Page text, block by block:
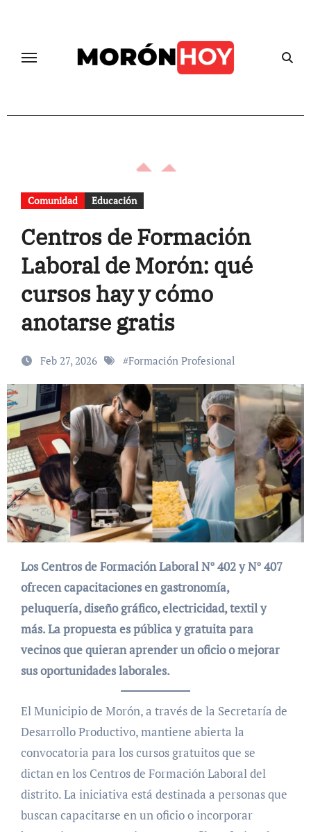
Comunidad Educación
Centros de Formación
Laboral de Morón: qué
cursos hay y cómo
anotarse gratis
Feb 27, 2026 #Formación Profesional
Los Centros de Formación Laboral N° 402 y N° 407
ofrecen capacitaciones en gastronomía,
peluquería, diseño gráfico, electricidad, textil y
más. La propuesta es pública y gratuita para
vecinos que quieran aprender un oficio o mejorar
sus oportunidades laborales.
El Municipio de Morón, a través de la Secretaría de
Desarrollo Productivo, mantiene abierta la
convocatoria para los cursos gratuitos que se
dictan en los Centros de Formación Laboral del
distrito. La iniciativa está destinada a personas que
buscan capacitarse en un oficio o incorporar